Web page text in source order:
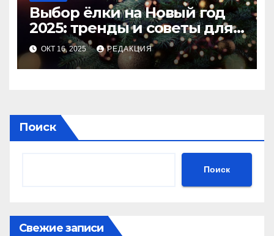
Выбор ёлки на Новый год
2025: тренды и советы для
идеального праздника
ОКТ 16, 2025 РЕДАКЦИЯ
Поиск
Поиск
Свежие записи